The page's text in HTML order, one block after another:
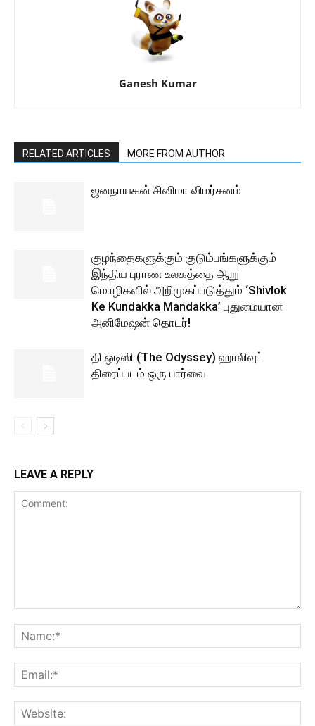
Ganesh Kumar
RELATED ARTICLES MORE FROM AUTHOR
ஜனநாயகன் சினிமா விமர்சனம்
குழந்தைகளுக்கும் குடும்பங்களுக்கும்
இந்திய புராண உலகத்தை ஆறு
மொழிகளில் அறிமுகப்படுத்தும் ‘Shivlok
Ke Kundakka Mandakka’ புதுமையான
அனிமேஷன் தொடர்!
தி ஒடிஸி (The Odyssey) ஹாலிவுட்
திரைப்படம் ஒரு பார்வை
LEAVE A REPLY